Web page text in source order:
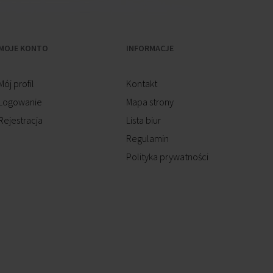
KONTO
profil
INFORMACJE
Kontakt
Mapa strony
Lista biur
Regulamin
Polityka prywatności